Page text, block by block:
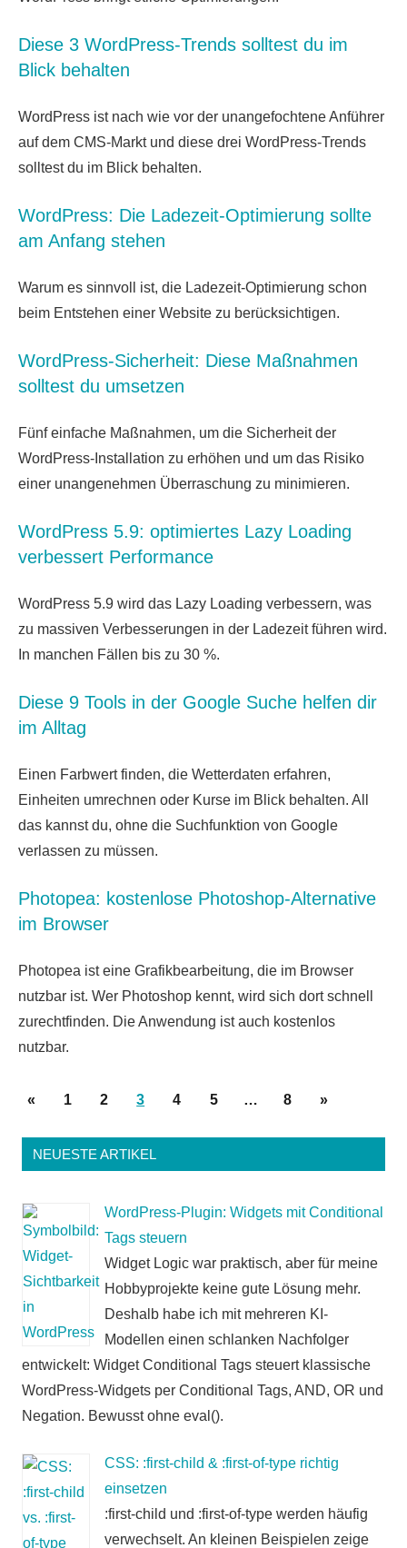
Diese 3 WordPress-Trends solltest du im
Blick behalten
WordPress ist nach wie vor der unangefochtene Anführer
auf dem CMS-Markt und diese drei WordPress-Trends
solltest du im Blick behalten.
WordPress: Die Ladezeit-Optimierung sollte
am Anfang stehen
Warum es sinnvoll ist, die Ladezeit-Optimierung schon
beim Entstehen einer Website zu berücksichtigen.
WordPress-Sicherheit: Diese Maßnahmen
solltest du umsetzen
Fünf einfache Maßnahmen, um die Sicherheit der
WordPress-Installation zu erhöhen und um das Risiko
einer unangenehmen Überraschung zu minimieren.
WordPress 5.9: optimiertes Lazy Loading
verbessert Performance
WordPress 5.9 wird das Lazy Loading verbessern, was
zu massiven Verbesserungen in der Ladezeit führen wird.
In manchen Fällen bis zu 30 %.
Diese 9 Tools in der Google Suche helfen dir
im Alltag
Einen Farbwert finden, die Wetterdaten erfahren,
Einheiten umrechnen oder Kurse im Blick behalten. All
das kannst du, ohne die Suchfunktion von Google
verlassen zu müssen.
Photopea: kostenlose Photoshop-Alternative
im Browser
Photopea ist eine Grafikbearbeitung, die im Browser
nutzbar ist. Wer Photoshop kennt, wird sich dort schnell
zurechtfinden. Die Anwendung ist auch kostenlos
nutzbar.
Seitennummerierung
Beiträge
«Vorherige
1 2 3 4 5 … 8
Nächste
»
NEUESTE ARTIKEL
WordPress-Plugin: Widgets mit Conditional
Tags steuern
Widget Logic war praktisch, aber für meine
Hobbyprojekte keine gute Lösung mehr.
Deshalb habe ich mit mehreren KI-
Modellen einen schlanken Nachfolger
entwickelt: Widget Conditional Tags steuert klassische
WordPress-Widgets per Conditional Tags, AND, OR und
Negation. Bewusst ohne eval().
CSS: :first-child & :first-of-type richtig
einsetzen
:first-child und :first-of-type werden häufig
verwechselt. An kleinen Beispielen zeige